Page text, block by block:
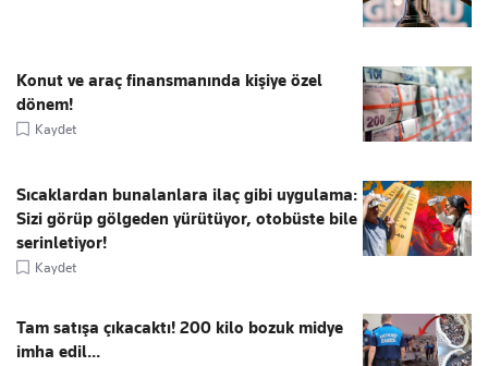
Konut ve araç finansmanında kişiye özel
dönem!
Kaydet
Sıcaklardan bunalanlara ilaç gibi uygulama:
Sizi görüp gölgeden yürütüyor, otobüste bile
serinletiyor!
Kaydet
Tam satışa çıkacaktı! 200 kilo bozuk midye
imha edil...